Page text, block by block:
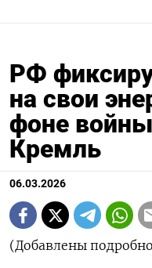
РФ
на свои
фоне
Кремль
06.03.2026
(Добавлены